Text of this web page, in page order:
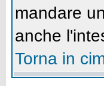
mandare
anche
Torna in